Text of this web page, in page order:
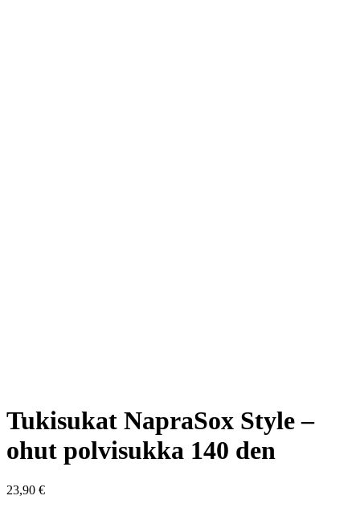
Tukisukat NapraSox Style –
ohut polvisukka 140 den
23,90 €